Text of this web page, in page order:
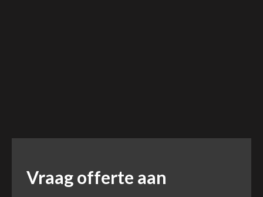
Vraag offerte aan